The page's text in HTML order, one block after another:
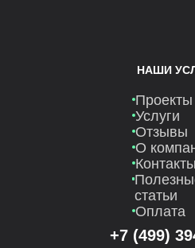
НАШИ
Проекты
Услуги
Отзывы
О
Контакты
статьи
Оплата
+7 (499)